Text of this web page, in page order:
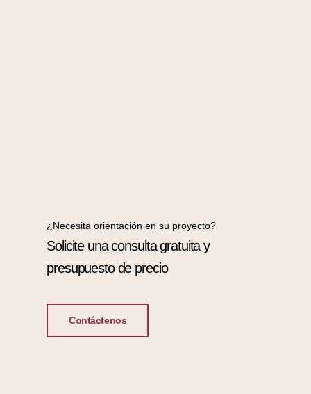
¿Necesita orientación en su proyecto?
Solicite una consulta gratuita y
presupuesto de precio
Contáctenos